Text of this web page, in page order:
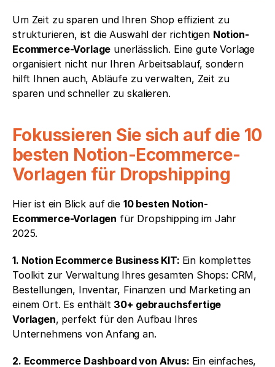
Um Zeit zu sparen und Ihren Shop effizient zu
strukturieren, ist die Auswahl der richtigen Notion-
Ecommerce-Vorlage unerlässlich. Eine gute Vorlage
organisiert nicht nur Ihren Arbeitsablauf, sondern
hilft Ihnen auch, Abläufe zu verwalten, Zeit zu
sparen und schneller zu skalieren.
Fokussieren Sie sich auf die 10
besten Notion-Ecommerce-
Vorlagen für Dropshipping
Hier ist ein Blick auf die 10 besten Notion-
Ecommerce-Vorlagen für Dropshipping im Jahr
2025.
1. Notion Ecommerce Business KIT: Ein komplettes
Toolkit zur Verwaltung Ihres gesamten Shops: CRM,
Bestellungen, Inventar, Finanzen und Marketing an
einem Ort. Es enthält 30+ gebrauchsfertige
Vorlagen, perfekt für den Aufbau Ihres
Unternehmens von Anfang an.
2. Ecommerce Dashboard von Alvus: Ein einfaches,